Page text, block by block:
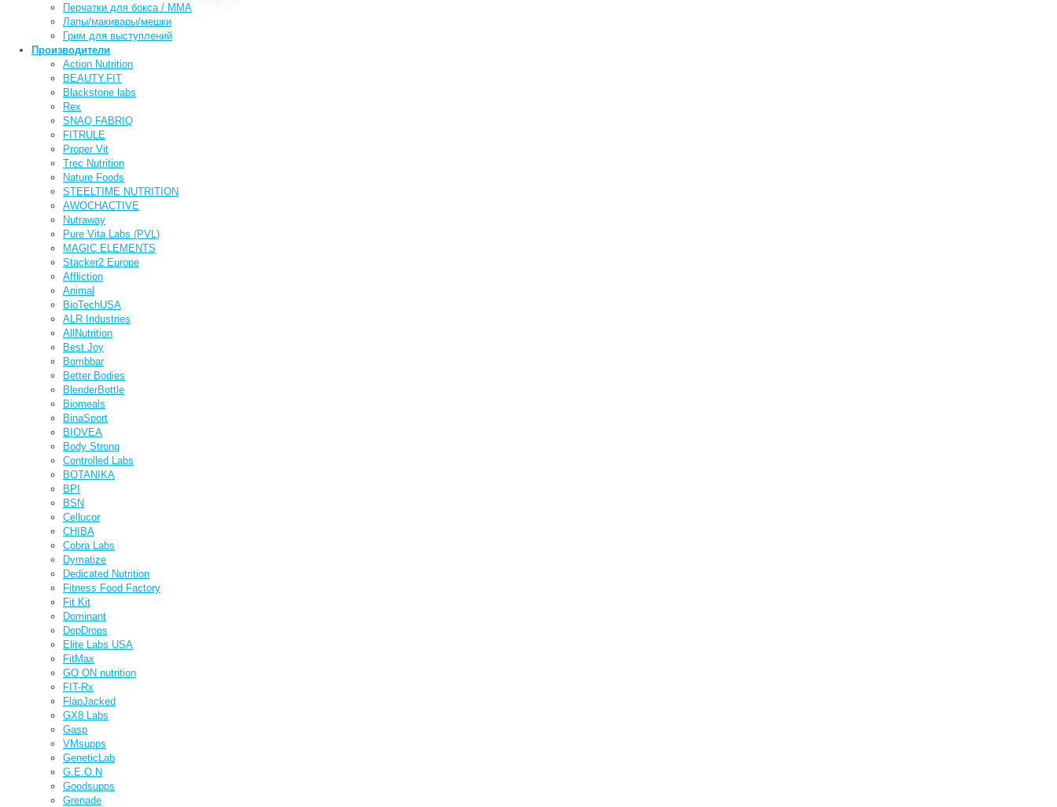
Перчатки для бокса / ММА
Лапы/макивары/мешки
Грим для выступлений
Производители
Action Nutrition
BEAUTY.FIT
Blackstone labs
Rex
SNAQ FABRIQ
FITRULE
Proper Vit
Trec Nutrition
Nature Foods
STEELTIME NUTRITION
AWOCHACTIVE
Nutraway
Pure Vita Labs (PVL)
MAGIC ELEMENTS
Stacker2 Europe
Affliction
Animal
BioTechUSA
ALR Industries
AllNutrition
Best Joy
Bombbar
Better Bodies
BlenderBottle
Biomeals
BinaSport
BIOVEA
Body Strong
Controlled Labs
BOTANIKA
BPI
BSN
Cellucor
CHIBA
Cobra Labs
Dymatize
Dedicated Nutrition
Fitness Food Factory
Fit Kit
Dominant
DopDrops
Elite Labs USA
FitMax
GO ON nutrition
FIT-Rx
FlapJacked
GX8 Labs
Gasp
VMsupps
GeneticLab
G.E.O.N
Goodsupps
Grenade